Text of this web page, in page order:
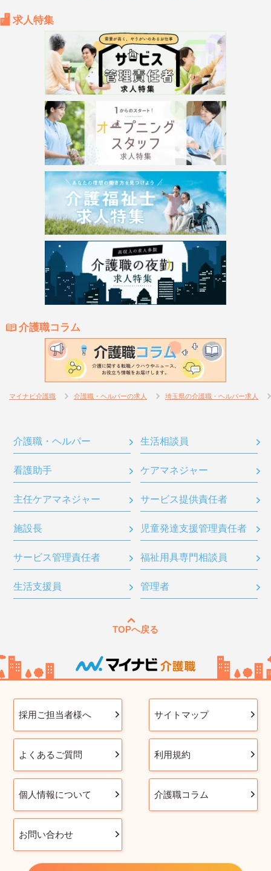
求人特集
介護職コラム
マイナビ介護職 介護職・ヘルパーの求人 埼玉県の介護職・ヘルパー求人
介護職・ヘルパー 生活相談員
看護助手 ケアマネジャー
主任ケアマネジャー サービス提供責任者
施設長 児童発達支援管理責任者
サービス管理責任者 福祉用具専門相談員
生活支援員 管理者
TOPへ戻る
採用ご担当者様へ サイトマップ
よくあるご質問 利用規約
個人情報について 介護職コラム
お問い合わせ